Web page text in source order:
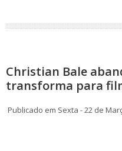
Christian Bale
transforma para
Publicado em Sexta - 22 de